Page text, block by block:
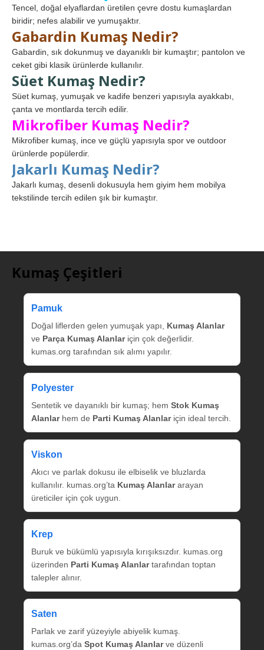
Tencel, doğal elyaflardan üretilen çevre dostu kumaşlardan
biridir; nefes alabilir ve yumuşaktır.
Gabardin Kumaş Nedir?
Gabardin, sık dokunmuş ve dayanıklı bir kumaştır; pantolon ve
ceket gibi klasik ürünlerde kullanılır.
Süet Kumaş Nedir?
Süet kumaş, yumuşak ve kadife benzeri yapısıyla ayakkabı,
çanta ve montlarda tercih edilir.
Mikrofiber Kumaş Nedir?
Mikrofiber kumaş, ince ve güçlü yapısıyla spor ve outdoor
ürünlerde popülerdir.
Jakarlı Kumaş Nedir?
Jakarlı kumaş, desenli dokusuyla hem giyim hem mobilya
tekstilinde tercih edilen şık bir kumaştır.
Kumaş Çeşitleri
Pamuk
Doğal liflerden gelen yumuşak yapı, Kumaş Alanlar
ve Parça Kumaş Alanlariçin çok değerlidir.
kumas.org tarafından sık alımı yapılır.
Polyester
Sentetik ve dayanıklı bir kumaş; hem Stok Kumaş
Alanlarhem de Parti Kumaş Alanlariçin ideal tercih.
Viskon
Akıcı ve parlak dokusu ile elbiselik ve bluzlarda
kullanılır. kumas.org’ta Kumaş Alanlararayan
üreticiler için çok uygun.
Krep
Buruk ve bükümlü yapısıyla kırışıksızdır. kumas.org
üzerinden Parti Kumaş Alanlartarafından toptan
talepler alınır.
Saten
Parlak ve zarif yüzeyiyle abiyelik kumaş.
kumas.org’da Spot Kumaş Alanlarve düzenli